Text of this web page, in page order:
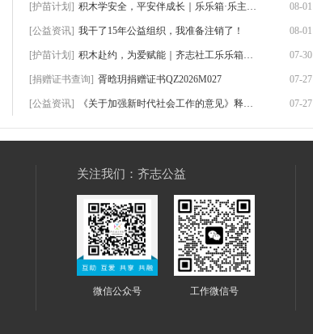
[护苗计划] 积木学安全，平安伴成长｜乐乐箱·乐主题第 08-01
[公益资讯] 我干了15年公益组织，我准备注销了！ 08-01
[护苗计划] 积木赴约，为爱赋能｜齐志社工乐乐箱首期志 07-30
[捐赠证书查询] 胥晗玥捐赠证书QZ2026M027 07-27
[公益资讯] 《关于加强新时代社会工作的意见》释放出一 07-27
关注我们：齐志公益
微信公众号 工作微信号